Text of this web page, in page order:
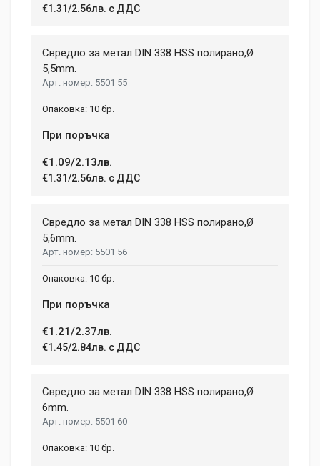
€1.31/2.56лв. с ДДС
Свредло за метал DIN 338 HSS полирано,Ø
5,5mm.
5501 55
10 бр.
При поръчка
€1.09/2.13лв.
€1.31/2.56лв. с ДДС
Свредло за метал DIN 338 HSS полирано,Ø
5,6mm.
5501 56
10 бр.
При поръчка
€1.21/2.37лв.
€1.45/2.84лв. с ДДС
Свредло за метал DIN 338 HSS полирано,Ø
6mm.
5501 60
10 бр.